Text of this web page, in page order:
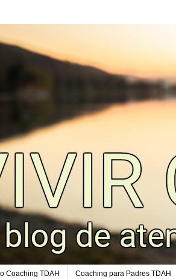
Coaching TDAH Coaching para Padres TDAH